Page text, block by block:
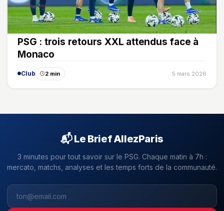
PSG : trois retours XXL attendus face à
Monaco
Club 2 min 5 mars 2026
📬 Le Brief AllezParis
3 minutes pour tout savoir sur le PSG. Chaque matin à 7h :
mercato, matchs, analyses et les temps forts de la communauté.